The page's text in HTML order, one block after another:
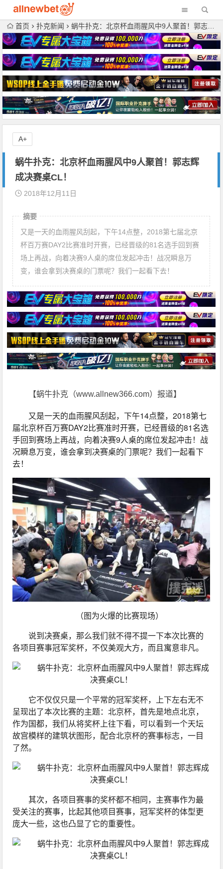
首页 扑克新闻 蜗牛扑克：北京杯血雨腥风中9人聚首！郭志辉成决赛桌CL！
蜗牛扑克：北京杯血雨腥风中9人聚首！郭志辉
成决赛桌CL！
2018年12月11日
摘要
又是一天的血雨腥风刮起，下午14点整，2018第七届北京
杯百万赛DAY2比赛准时开赛，已经晋级的81名选手回到赛
场上再战，向着决赛9人桌的席位发起冲击！战况瞬息万
变，谁会拿到决赛桌的门票呢？我们一起看下去！
【蜗牛扑克（www.allnew366.com）报道】
又是一天的血雨腥风刮起，下午14点整，2018第七
届北京杯百万赛DAY2比赛准时开赛，已经晋级的81名选
手回到赛场上再战，向着决赛9人桌的席位发起冲击！战
况瞬息万变，谁会拿到决赛桌的门票呢？我们一起看下
去！
（图为火爆的比赛现场）
说到决赛桌，那么我们就不得不提一下本次比赛的
各项目赛事冠军奖杯，不仅美观大方，而且寓意非凡。
它不仅仅只是一个平常的冠军奖杯，上下左右无不
呈现出了本次比赛的主题：北京杯，首先是地点北京，
作为国都，我们从将奖杯上往下看，可以看到一个天坛
故宫模样的建筑状图形，配合北京杯的赛事标志，一目
了然。
其次，各项目赛事的奖杯都不相同，主赛事作为最
受关注的赛事，比起其他项目赛事，冠军奖杯的体型更
庞大一些，这也凸显了它的重要性。
A+